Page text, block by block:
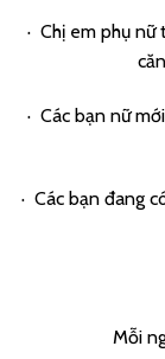
· Chị em phụ nữ
· Các bạn nữ
· Các bạn đang
Mỗi